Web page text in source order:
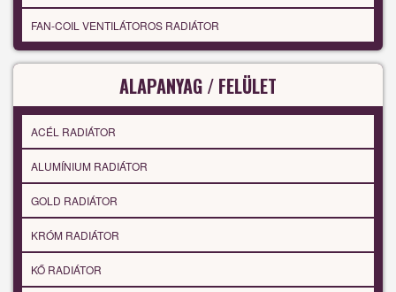
FAN-COIL VENTILÁTOROS RADIÁTOR
ALAPANYAG / FELÜLET
ACÉL RADIÁTOR
ALUMÍNIUM RADIÁTOR
GOLD RADIÁTOR
KRÓM RADIÁTOR
KŐ RADIÁTOR